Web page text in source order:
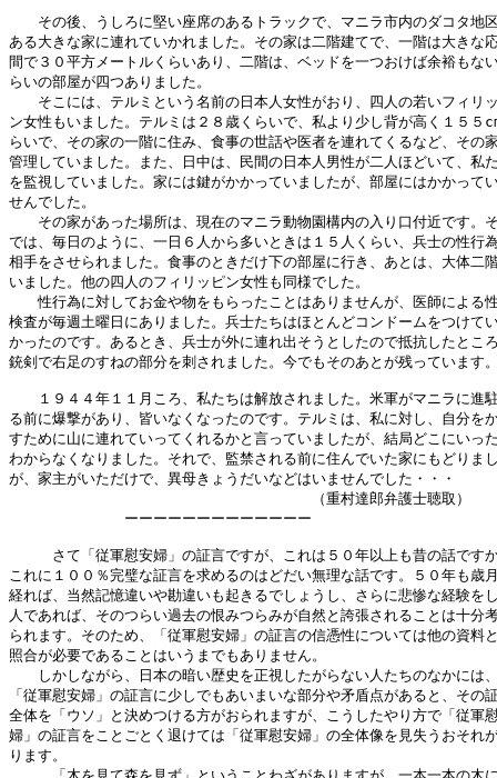
その後、うしろに堅い座席のあるトラックで、マニラ市内のダコタ地
ある大きな家に連れていかれました。その家は二階建てで、一階は大きな
間で３０平方メートルくらいあり、二階は、ベッドを一つおけば余裕もな
らいの部屋が四つありました。
そこには、テルミという名前の日本人女性がおり、四人の若いフィリ
ン女性もいました。テルミは２８歳くらいで、私より少し背が高く１５５
らいで、その家の一階に住み、食事の世話や医者を連れてくるなど、その
管理していました。また、日中は、民間の日本人男性が二人ほどいて、私
を監視していました。家には鍵がかかっていましたが、部屋にはかかって
せんでした。
その家があった場所は、現在のマニラ動物園構内の入り口付近です。
では、毎日のように、一日６人から多いときは１５人くらい、兵士の性行
相手をさせられました。食事のときだけ下の部屋に行き、あとは、大体二
いました。他の四人のフィリッピン女性も同様でした。
性行為に対してお金や物をもらったことはありませんが、医師による
検査が毎週土曜日にありました。兵士たちはほとんどコンドームをつけて
かったのです。あるとき、兵士が外に連れ出そうとしたので抵抗したとこ
銃剣で右足のすねの部分を刺されました。今でもそのあとが残っています
１９４４年１１月ころ、私たちは解放されました。米軍がマニラに進
る前に爆撃があり、皆いなくなったのです。テルミは、私に対し、自分を
すために山に連れていってくれるかと言っていましたが、結局どこにいっ
わからなくなりました。それで、監禁される前に住んでいた家にもどりま
が、家主がいただけで、異母きょうだいなどはいませんでした・・・
（重村達郎弁護士聴取）
ーーーーーーーーーーーーー
さて「従軍慰安婦」の証言ですが、これは５０年以上も昔の話です
これに１００％完璧な証言を求めるのはどだい無理な話です。５０年も歳
経れば、当然記憶違いや勘違いも起きるでしょうし、さらに悲惨な経験を
人であれば、そのつらい過去の恨みつらみが自然と誇張されることは十分
られます。そのため、「従軍慰安婦」の証言の信憑性については他の資料
照合が必要であることはいうまでもありません。
しかしながら、日本の暗い歴史を正視したがらない人たちのなかには
「従軍慰安婦」の証言に少しでもあいまいな部分や矛盾点があると、その
全体を「ウソ」と決めつける方がおられますが、こうしたやり方で「従軍
婦」の証言をことごとく退けては「従軍慰安婦」の全体像を見失うおそれ
ります。